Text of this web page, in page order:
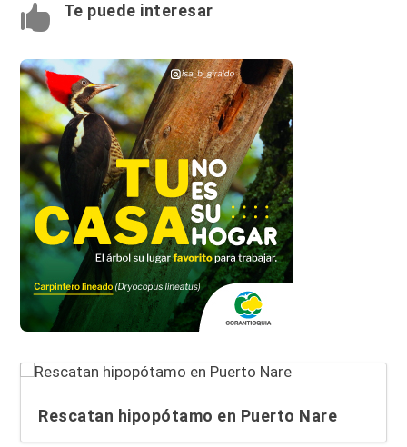
 Te puede interesar
Rescatan hipopótamo en Puerto Nare